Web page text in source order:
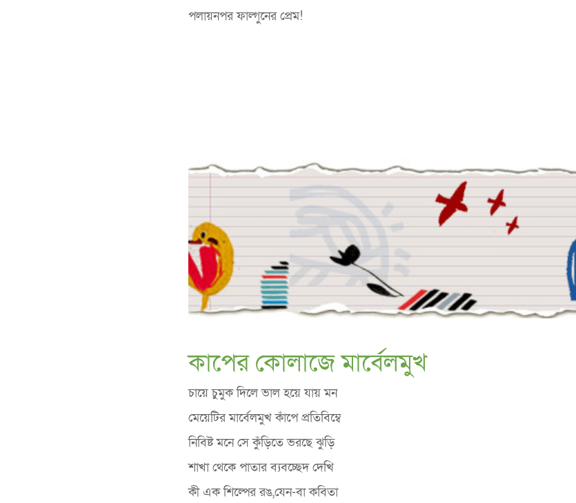
পলায়নপর ফাল্গুনের প্রেম!
কাপের কোলাজে মার্বেলমুখ
চায়ে চুমুক দিলে ভাল হয়ে যায় মন
মেয়েটির মার্বেলমুখ কাঁপে প্রতিবিম্বে
নিবিষ্ট মনে সে কুঁড়িতে ভরছে ঝুড়ি
শাখা থেকে পাতার ব্যবচ্ছেদ দেখি
কী এক শিল্পের রঙ,যেন-বা কবিতা